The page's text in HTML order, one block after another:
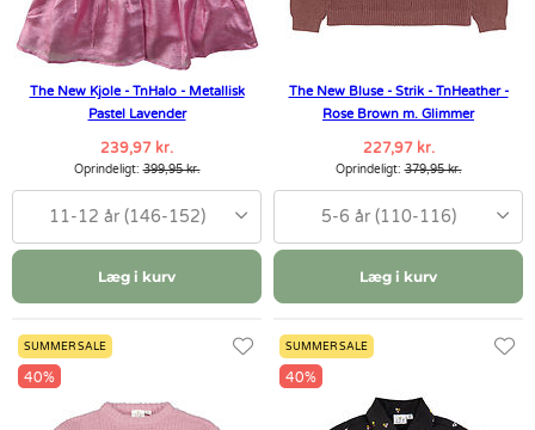
The New Kjole - TnHalo - Metallisk
Pastel Lavender
239,97 kr.
Oprindeligt:399,95 kr.
11-12 år (146-152)
Læg i kurv
The New Bluse - Strik - TnHeather -
Rose Brown m. Glimmer
227,97 kr.
Oprindeligt:379,95 kr.
5-6 år (110-116)
Læg i kurv
SUMMER SALE
40%
SUMMER SALE
40%